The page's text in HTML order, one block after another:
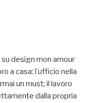
design mon amour
a casa: l’ufficio nella
un must; il lavoro
dalla propria